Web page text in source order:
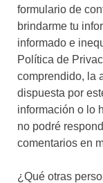
formulario de
brindarme tu
informado e
Política de
comprendido, la
dispuesta por
información o lo
no podré
comentarios en
¿Qué otras